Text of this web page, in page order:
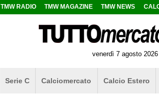
TMW RADIO TMW MAGAZINE TMW NEWS
venerdì 7 agosto
Serie C Calciomercato Calcio Estero